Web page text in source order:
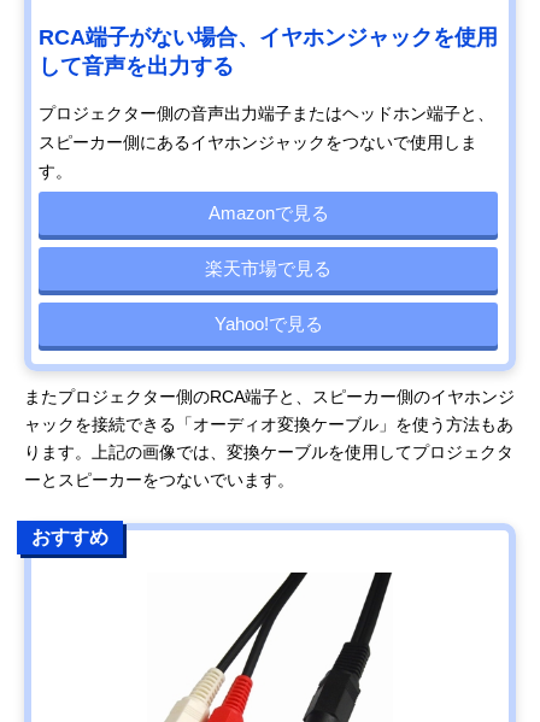
RCA端子がない場合、イヤホンジャックを使用
して音声を出力する
プロジェクター側の音声出力端子またはヘッドホン端子と、
スピーカー側にあるイヤホンジャックをつないで使用しま
す。
Amazonで見る
楽天市場で見る
Yahoo!で見る
またプロジェクター側のRCA端子と、スピーカー側のイヤホンジ
ャックを接続できる「オーディオ変換ケーブル」を使う方法もあ
ります。上記の画像では、変換ケーブルを使用してプロジェクタ
ーとスピーカーをつないでいます。
おすすめ